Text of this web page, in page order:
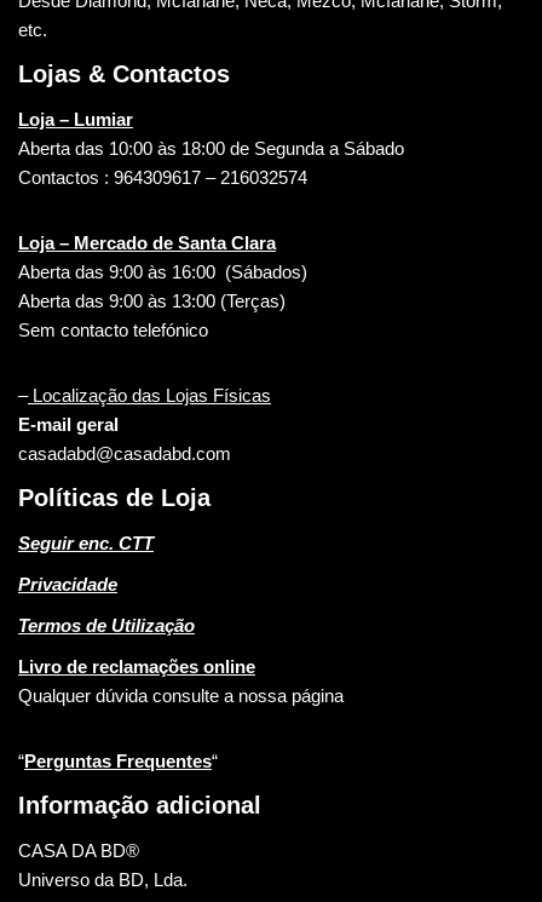
etc.
Lojas & Contactos
Loja – Lumiar
Aberta das 10:00 às 18:00 de Segunda a Sábado
Contactos : 964309617 – 216032574
Loja – Mercado de Santa Clara
Aberta das 9:00 às 16:00 (Sábados)
Aberta das 9:00 às 13:00 (Terças)
Sem contacto telefónico
–Localização das Lojas Físicas
E-mail geral
casadabd@casadabd.com
Políticas de Loja
Seguir enc. CTT
Privacidade
Termos de Utilização
Livro de reclamações online
Qualquer dúvida consulte a nossa página
“Perguntas Frequentes“
Informação adicional
CASA DA BD®
Universo da BD, Lda.